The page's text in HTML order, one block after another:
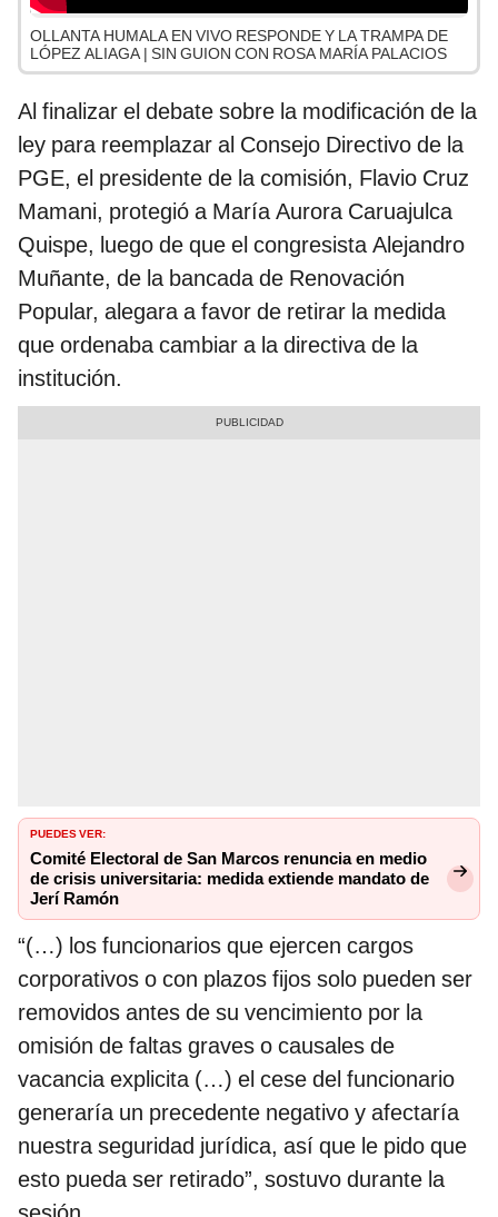
OLLANTA HUMALA EN VIVO RESPONDE Y LA TRAMPA DE
LÓPEZ ALIAGA | SIN GUION CON ROSA MARÍA PALACIOS
Al finalizar el debate sobre la modificación de la
ley para reemplazar al Consejo Directivo de la
PGE, el presidente de la comisión, Flavio Cruz
Mamani, protegió a María Aurora Caruajulca
Quispe, luego de que el congresista Alejandro
Muñante, de la bancada de Renovación
Popular, alegara a favor de retirar la medida
que ordenaba cambiar a la directiva de la
institución.
PUEDES VER:
Comité Electoral de San Marcos renuncia en medio
de crisis universitaria: medida extiende mandato de
Jerí Ramón
“(…) los funcionarios que ejercen cargos
corporativos o con plazos fijos solo pueden ser
removidos antes de su vencimiento por la
omisión de faltas graves o causales de
vacancia explicita (…) el cese del funcionario
generaría un precedente negativo y afectaría
nuestra seguridad jurídica, así que le pido que
esto pueda ser retirado”, sostuvo durante la